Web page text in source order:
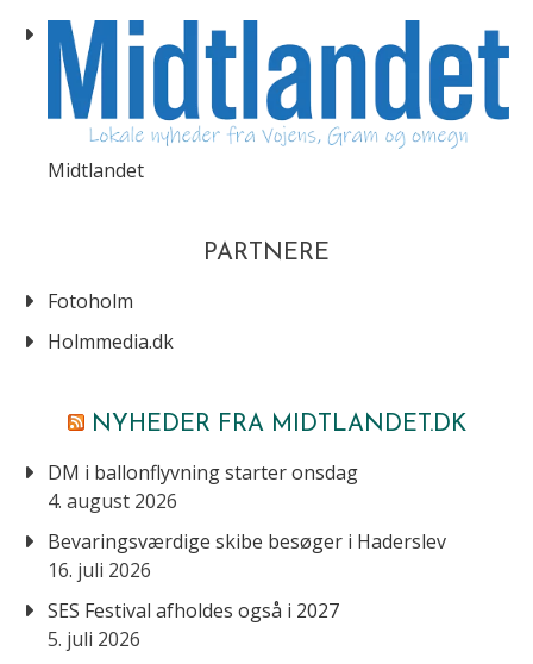
Midtlandet
PARTNERE
Fotoholm
Holmmedia.dk
NYHEDER FRA MIDTLANDET.DK
DM i ballonflyvning starter onsdag
4. august 2026
Bevaringsværdige skibe besøger i Haderslev
16. juli 2026
SES Festival afholdes også i 2027
5. juli 2026